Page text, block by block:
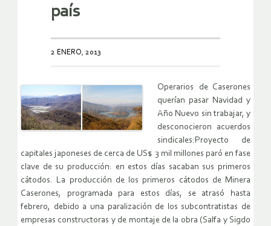
país
2 ENERO, 2013
Operarios de Caserones
querían pasar Navidad y
Año Nuevo sin trabajar, y
desconocieron acuerdos
sindicales:Proyecto de
capitales japoneses de cerca de US$ 3 mil millones paró en fase
clave de su producción: en estos días sacaban sus primeros
cátodos. La producción de los primeros cátodos de Minera
Caserones, programada para estos días, se atrasó hasta
febrero, debido a una paralización de los subcontratistas de
empresas constructoras y de montaje de la obra (Salfa y Sigdo